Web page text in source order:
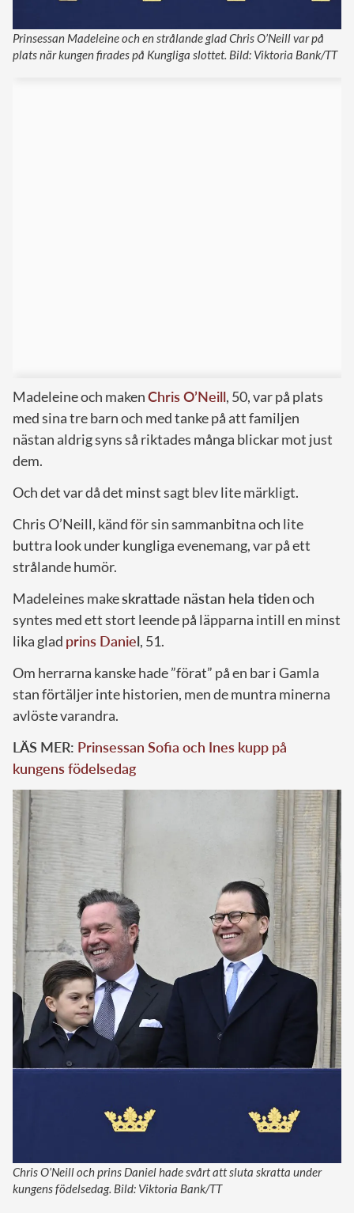
Prinsessan Madeleine och en strålande glad Chris O’Neill var på
plats när kungen firades på Kungliga slottet. Bild: Viktoria Bank/TT
Madeleine och makenChris O’Neill, 50, var på plats
med sina tre barn och med tanke på att familjen
nästan aldrig syns så riktades många blickar mot just
dem.
Och det var då det minst sagt blev lite märkligt.
Chris O’Neill, känd för sin sammanbitna och lite
buttra look under kungliga evenemang, var på ett
strålande humör.
Madeleines makeskrattade nästan hela tidenoch
syntes med ett stort leende på läpparna intill en minst
lika glad prins Daniel, 51.
Om herrarna kanske hade ”förat” på en bar i Gamla
stan förtäljer inte historien, men de muntra minerna
avlöste varandra.
LÄS MER: Prinsessan Sofia och Ines kupp på
kungens födelsedag
Chris O’Neill och prins Daniel hade svårt att sluta skratta under
kungens födelsedag. Bild: Viktoria Bank/TT